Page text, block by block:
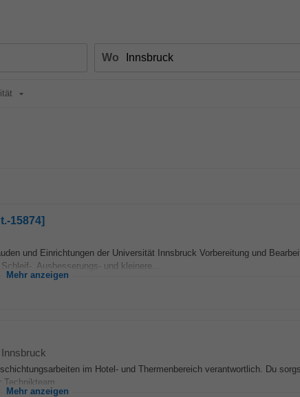
Wo
15874]
und Einrichtungen der Universität Innsbruck Vorbereitung und
, Ausbesserungs- und kleinere...
Mehr anzeigen
im Hotel- und Thermenbereich verantwortlich. Du
Mehr anzeigen